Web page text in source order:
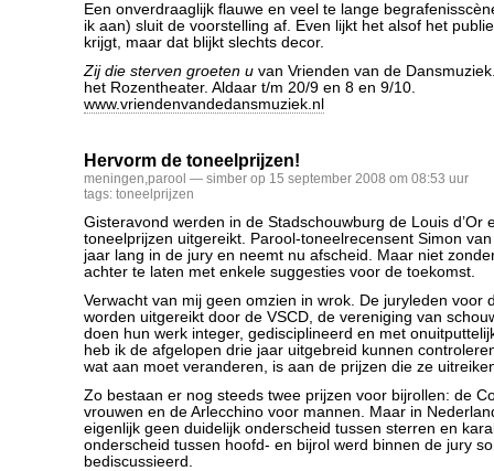
Een onverdraaglijk flauwe en veel te lange
ik aan) sluit de voorstelling af. Even lijkt het alsof het
krijgt, maar dat blijkt slechts decor.
Zij die sterven groeten u van Vrienden van de
het Rozentheater. Aldaar t/m 20/9 en 8 en 9/10.
www.vriendenvandedansmuziek.nl
Hervorm de toneelprijzen!
meningen,parool — simber op 15 september 2008 om 08:53 uur
tags: toneelprijzen
Gisteravond werden in de Stadschouwburg de Louis d’Or
toneelprijzen uitgereikt. Parool-toneelrecensent Simon
jaar lang in de jury en neemt nu afscheid. Maar niet
achter te laten met enkele suggesties voor de toekomst.
Verwacht van mij geen omzien in wrok. De juryleden voor
worden uitgereikt door de VSCD, de vereniging van
doen hun werk integer, gedisciplineerd en met
heb ik de afgelopen drie jaar uitgebreid kunnen
wat aan moet veranderen, is aan de prijzen die ze
Zo bestaan er nog steeds twee prijzen voor bijrollen: de
vrouwen en de Arlecchino voor mannen. Maar in
eigenlijk geen duidelijk onderscheid tussen sterren en
onderscheid tussen hoofd- en bijrol werd binnen de jury
bediscussieerd.